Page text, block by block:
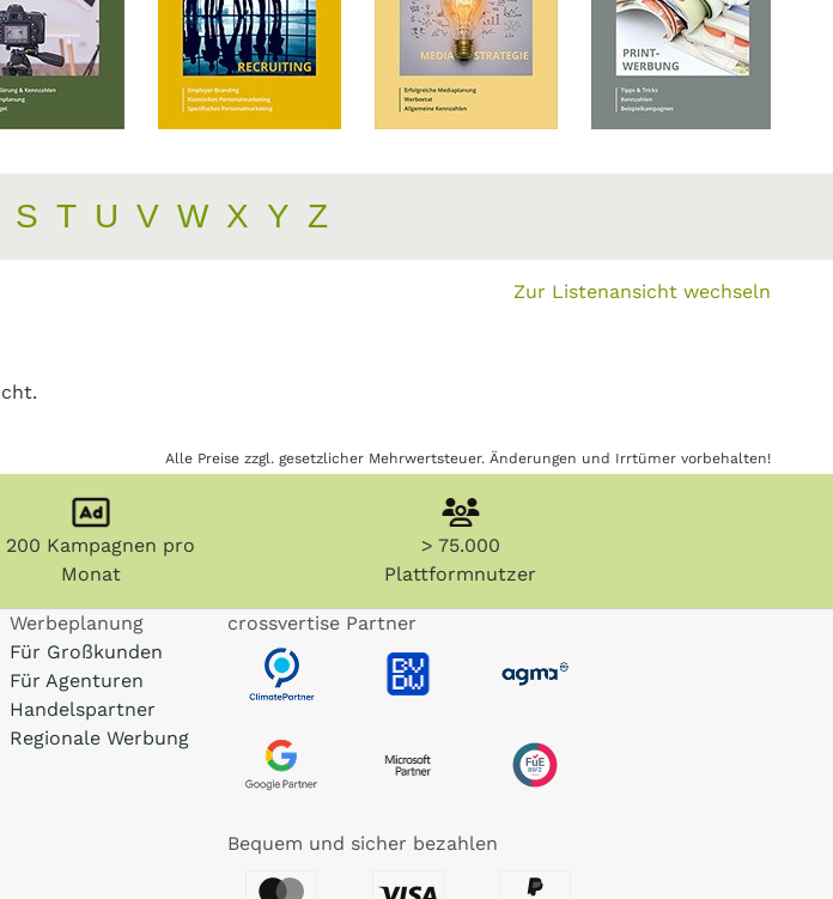
S T U V W X Y Z
Zur Listenansicht wechseln
Alle Preise zzgl. gesetzlicher Mehrwertsteuer. Änderungen und Irrtümer vorbehalten!
200 Kampagnen pro
Monat
> 75.000
Plattformnutzer
Werbeplanung
Für Großkunden
Für Agenturen
Handelspartner
Regionale Werbung
crossvertise Partner
Bequem und sicher bezahlen